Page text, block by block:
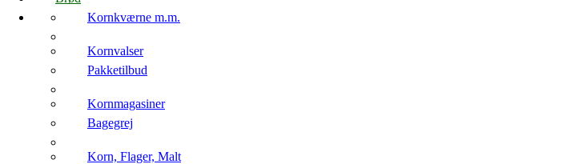
Kornkværne m.m.
Kornvalser
Pakketilbud
Kornmagasiner
Bagegrej
Korn, Flager, Malt